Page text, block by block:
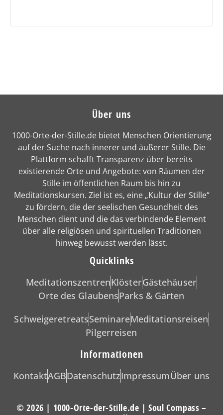
Über uns
1000-Orte-der-Stille.de bietet Menschen Orientierung
auf der Suche nach innerer und äußerer Stille. Die
Plattform schafft Transparenz über bereits
existierende Orte und Angebote: von Räumen der
Stille im öffentlichen Raum bis hin zu
Meditationskursen. Ziel ist es, eine „Kultur der Stille“
zu fördern, die der seelischen Gesundheit des
Menschen dient und die das verbindende Element
über alle religiösen und spirituellen Traditionen
hinweg bewusst werden lässt.
Quicklinks
MeditationszentrenKlösterGästehäuser
Orte des GlaubensParks & Gärten
SchweigeretreatsSeminareMeditationsreisen
Pilgerreisen
Informationen
KontaktAGBDatenschutzImpressumÜber uns
© 2026 | 1000-Orte-der-Stille.de | Soul Compass –